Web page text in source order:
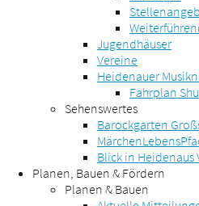
Jugendhäuser
Vereine
Heidenauer
Fahrplan
Sehenswertes
Barockgarten
Blick in Heidenaus
Planen, Bauen & Fördern
Planen & Bauen